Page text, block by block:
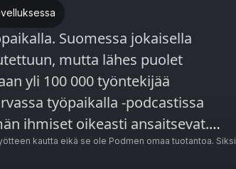
jokaisella
mutta lähes puolet
yli 100 000 työntekijää
ihmiset oikeasti ansaitsevat.
työ on turvallista eikä kuluta vaan
kautta eikä se ole Podmen omaa tuotantoa. Siksi